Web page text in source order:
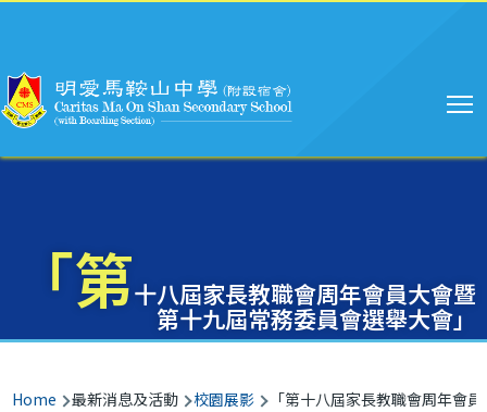
「第十八屆家長教職會周年會員大會暨
第十九屆常務委員會選舉大會」
Breadcrumb
Home 最新消息及活動 校園展影 「第十八屆家長教職會周年會